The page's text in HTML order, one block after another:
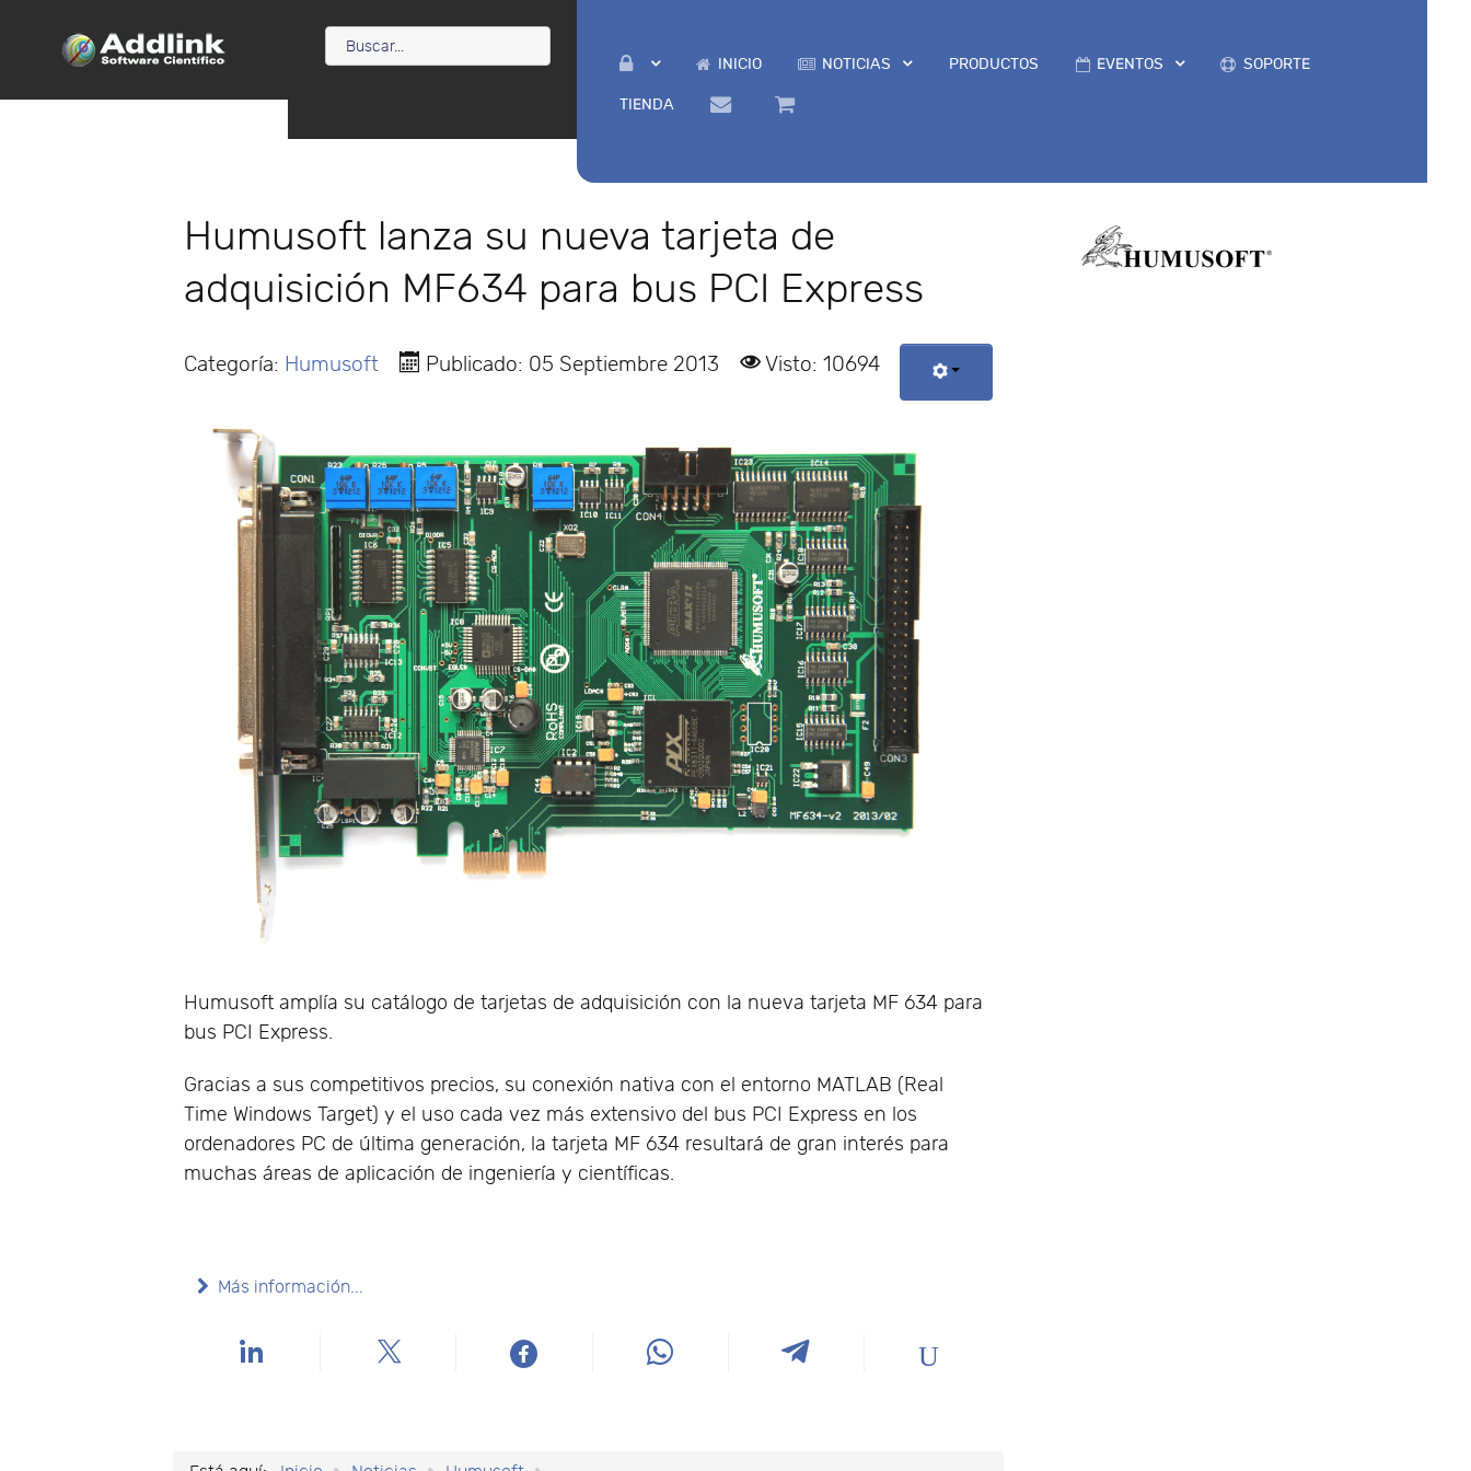
INICIO NOTICIAS PRODUCTOS EVENTOS SOPORTE
TIENDA
Humusoft lanza su nueva tarjeta de
adquisición MF634 para bus PCI Express
Categoría: Humusoft Publicado: 05 Septiembre 2013 Visto: 10694
Humusoft amplía su catálogo de tarjetas de adquisición con la nueva tarjeta MF 634 para
bus PCI Express.
Gracias a sus competitivos precios, su conexión nativa con el entorno MATLAB (Real
Time Windows Target) y el uso cada vez más extensivo del bus PCI Express en los
ordenadores PC de última generación, la tarjeta MF 634 resultará de gran interés para
muchas áreas de aplicación de ingeniería y científicas.
Más información...